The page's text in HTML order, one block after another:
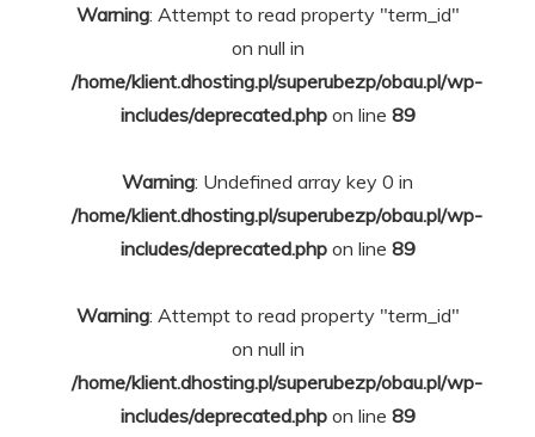
Warning: Attempt to read property "term_id"
on null in
/home/klient.dhosting.pl/superubezp/obau.pl/wp-
includes/deprecated.phpon line 89
Warning: Undefined array key 0 in
/home/klient.dhosting.pl/superubezp/obau.pl/wp-
includes/deprecated.phpon line 89
Warning: Attempt to read property "term_id"
on null in
/home/klient.dhosting.pl/superubezp/obau.pl/wp-
includes/deprecated.phpon line 89